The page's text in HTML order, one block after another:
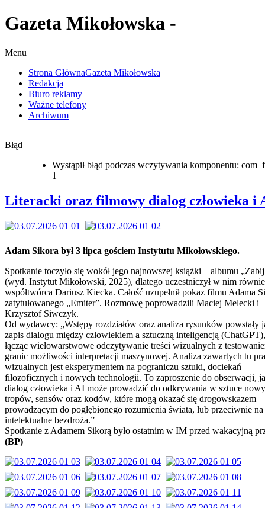
Gazeta Mikołowska -
Menu
Strona GłównaGazeta Mikołowska
Redakcja
Biuro reklamy
Ważne telefony
Archiwum
Błąd
Wystąpił błąd podczas wczytywania komponentu:
1
Literacki oraz filmowy dialog człowieka i
Adam Sikora był 3 lipca gościem Instytutu Mikołowskiego.
Spotkanie toczyło się wokół jego najnowszej książki – albumu
(wyd. Instytut Mikołowski, 2025), dlatego uczestniczył w nim
współtwórca Dariusz Kiecka. Całość uzupełnił pokaz filmu Adama
zatytułowanego „Emiter”. Rozmowę poprowadzili Maciej Melecki i
Krzysztof Siwczyk.
Od wydawcy: „Wstępy rozdziałów oraz analiza rysunków powstały
zapis dialogu między człowiekiem a sztuczną inteligencją (ChatGPT),
łącząc wielowarstwowe odczytywanie treści wizualnych z
granic możliwości interpretacji maszynowej. Analiza zawartych tu
wizualnych jest eksperymentem na pograniczu sztuki, dociekań
filozoficznych i nowych technologii. To zaproszenie do obserwacji,
dialog człowieka i AI może prowadzić do odkrywania w sztuce
tropów, sensów oraz kodów, które mogą okazać się drogowskazem
prowadzącym do pogłębionego rozumienia świata, lub przeciwnie na
intelektualne bezdroża.”
Spotkanie z Adamem Sikorą było ostatnim w IM przed wakacyjną
(BP)